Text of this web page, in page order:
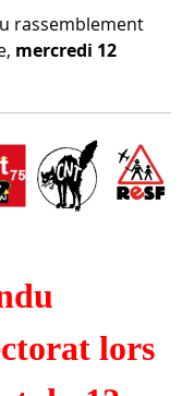
rassemblement
mercredi 12
lors